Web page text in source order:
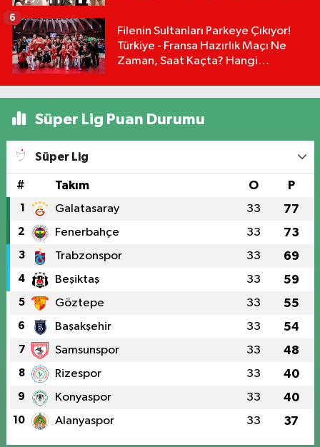
Filenin Sultanları Parkeye Çıkıyor!
Türkiye - Fransa Hazırlık Maçı Ne
Zaman, Saat Kaçta? Hangi
6
Süper Lig Puan Durumu
Süper Lig
# Takım O P
1 Galatasaray 33 77
2 Fenerbahçe 33 73
3 Trabzonspor 33 69
4 Beşiktaş 33 59
5 Göztepe 33 55
6 Başakşehir 33 54
7 Samsunspor 33 48
8 Rizespor 33 40
9 Konyaspor 33 40
10 Alanyaspor 33 37